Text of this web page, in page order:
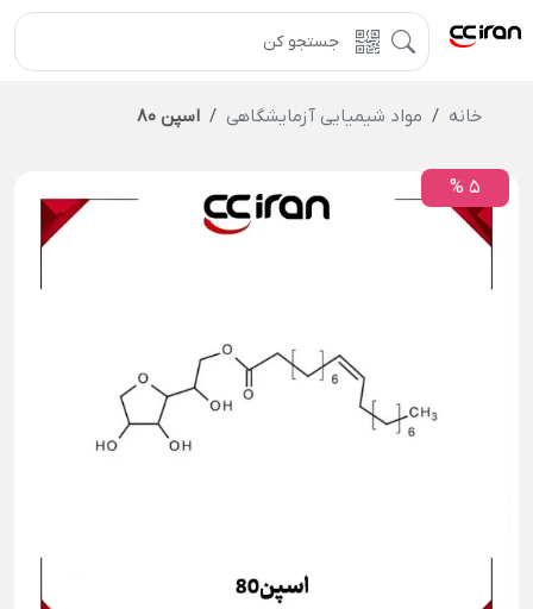
خانه مواد شیمیایی آزمایشگاهی اسپن 80
5 %